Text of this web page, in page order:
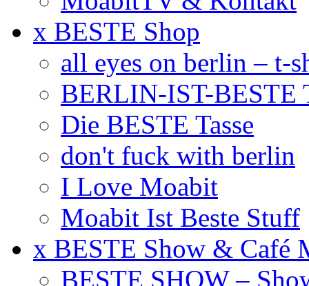
x BESTE Shop
all eyes on berlin – t-
BERLIN-IST-BESTE
Die BESTE Tasse
don't fuck with berlin
I Love Moabit
Moabit Ist Beste Stuff
x BESTE Show & Café
BESTE SHOW –